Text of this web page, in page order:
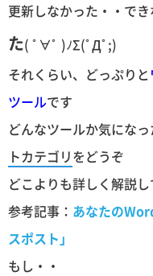
更新しなかった・・でき
た( ﾟ∀ﾟ )ﾉΣ(ﾟДﾟ;)
それくらい、どっぷりと
ツールです
どんなツールか気にな
トカテゴリをどうぞ
どこよりも詳しく解説
参考記事： あなたの
スポスト」
もし・・